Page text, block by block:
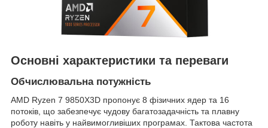
Основні характеристики та переваги
Обчислювальна потужність
AMD Ryzen 7 9850X3D пропонує 8 фізичних ядер та 16
потоків, що забезпечує чудову багатозадачність та плавну
роботу навіть у найвимогливіших програмах. Тактова частота